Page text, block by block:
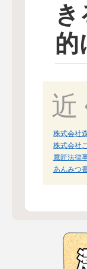
的
近
株式会社
株式会社
鷹匠法律
あんみつ